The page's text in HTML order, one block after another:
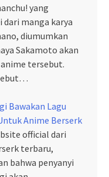
yang
dari manga karya
diumumkan
Sakamoto akan
tersebut.
Bawakan Lagu
Anime Berserk
official dari
terbaru,
bahwa penyanyi